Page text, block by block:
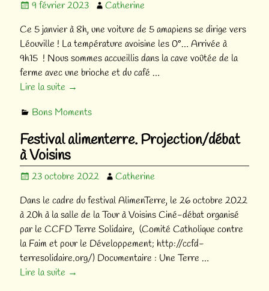
9 février 2023
Catherine
Ce 5 janvier à 8h, une voiture de 5 amapiens se dirige vers
Léouville ! La température avoisine les 0°… Arrivée à
9h15 ! Nous sommes accueillis dans la cave voûtée de la
ferme avec une brioche et du café …
Lire la suite →
Bons Moments
Festival alimenterre. Projection/débat
à Voisins
23 octobre 2022
Catherine
Dans le cadre du festival AlimenTerre, le 26 octobre 2022
à 20h à la salle de la Tour à Voisins Ciné-débat organisé
par le CCFD Terre Solidaire, (Comité Catholique contre
la Faim et pour le Développement; http://ccfd-
terresolidaire.org/‌) Documentaire : Une Terre …
Lire la suite →